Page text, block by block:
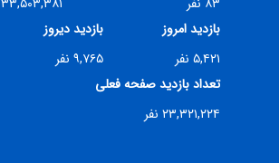
بازدید امروز
۵,۴۲۱ نفر
بازدید دیروز
۹,۷۶۵ نفر
تعداد بازدید صفحه فعلی
۲۳,۳۲۱,۲۲۴ نفر